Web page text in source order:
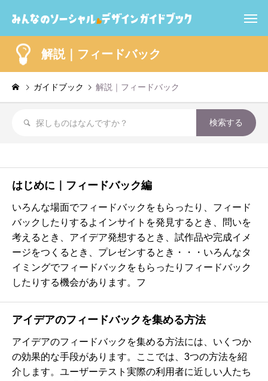
解説｜フィードバック
ガイドブック 解説｜フィードバック
はじめに｜フィードバック編
いろんな場面でフィードバックをもらったり、フィード
バックしたりするよインサイトを発見するとき、問いを
考えるとき、アイデア発想するとき、試作品や完成イメ
ージをつくるとき、プレゼンするとき・・・いろんなタ
イミングでフィードバックをもらったりフィードバック
したりする機会があります。フ
アイデアのフィードバックを集める方法
アイデアのフィードバックを集める方法には、いくつか
の効果的な手段があります。ここでは、3つの方法を紹
介します。ユーザーテスト実際の利用者に近しい人たち